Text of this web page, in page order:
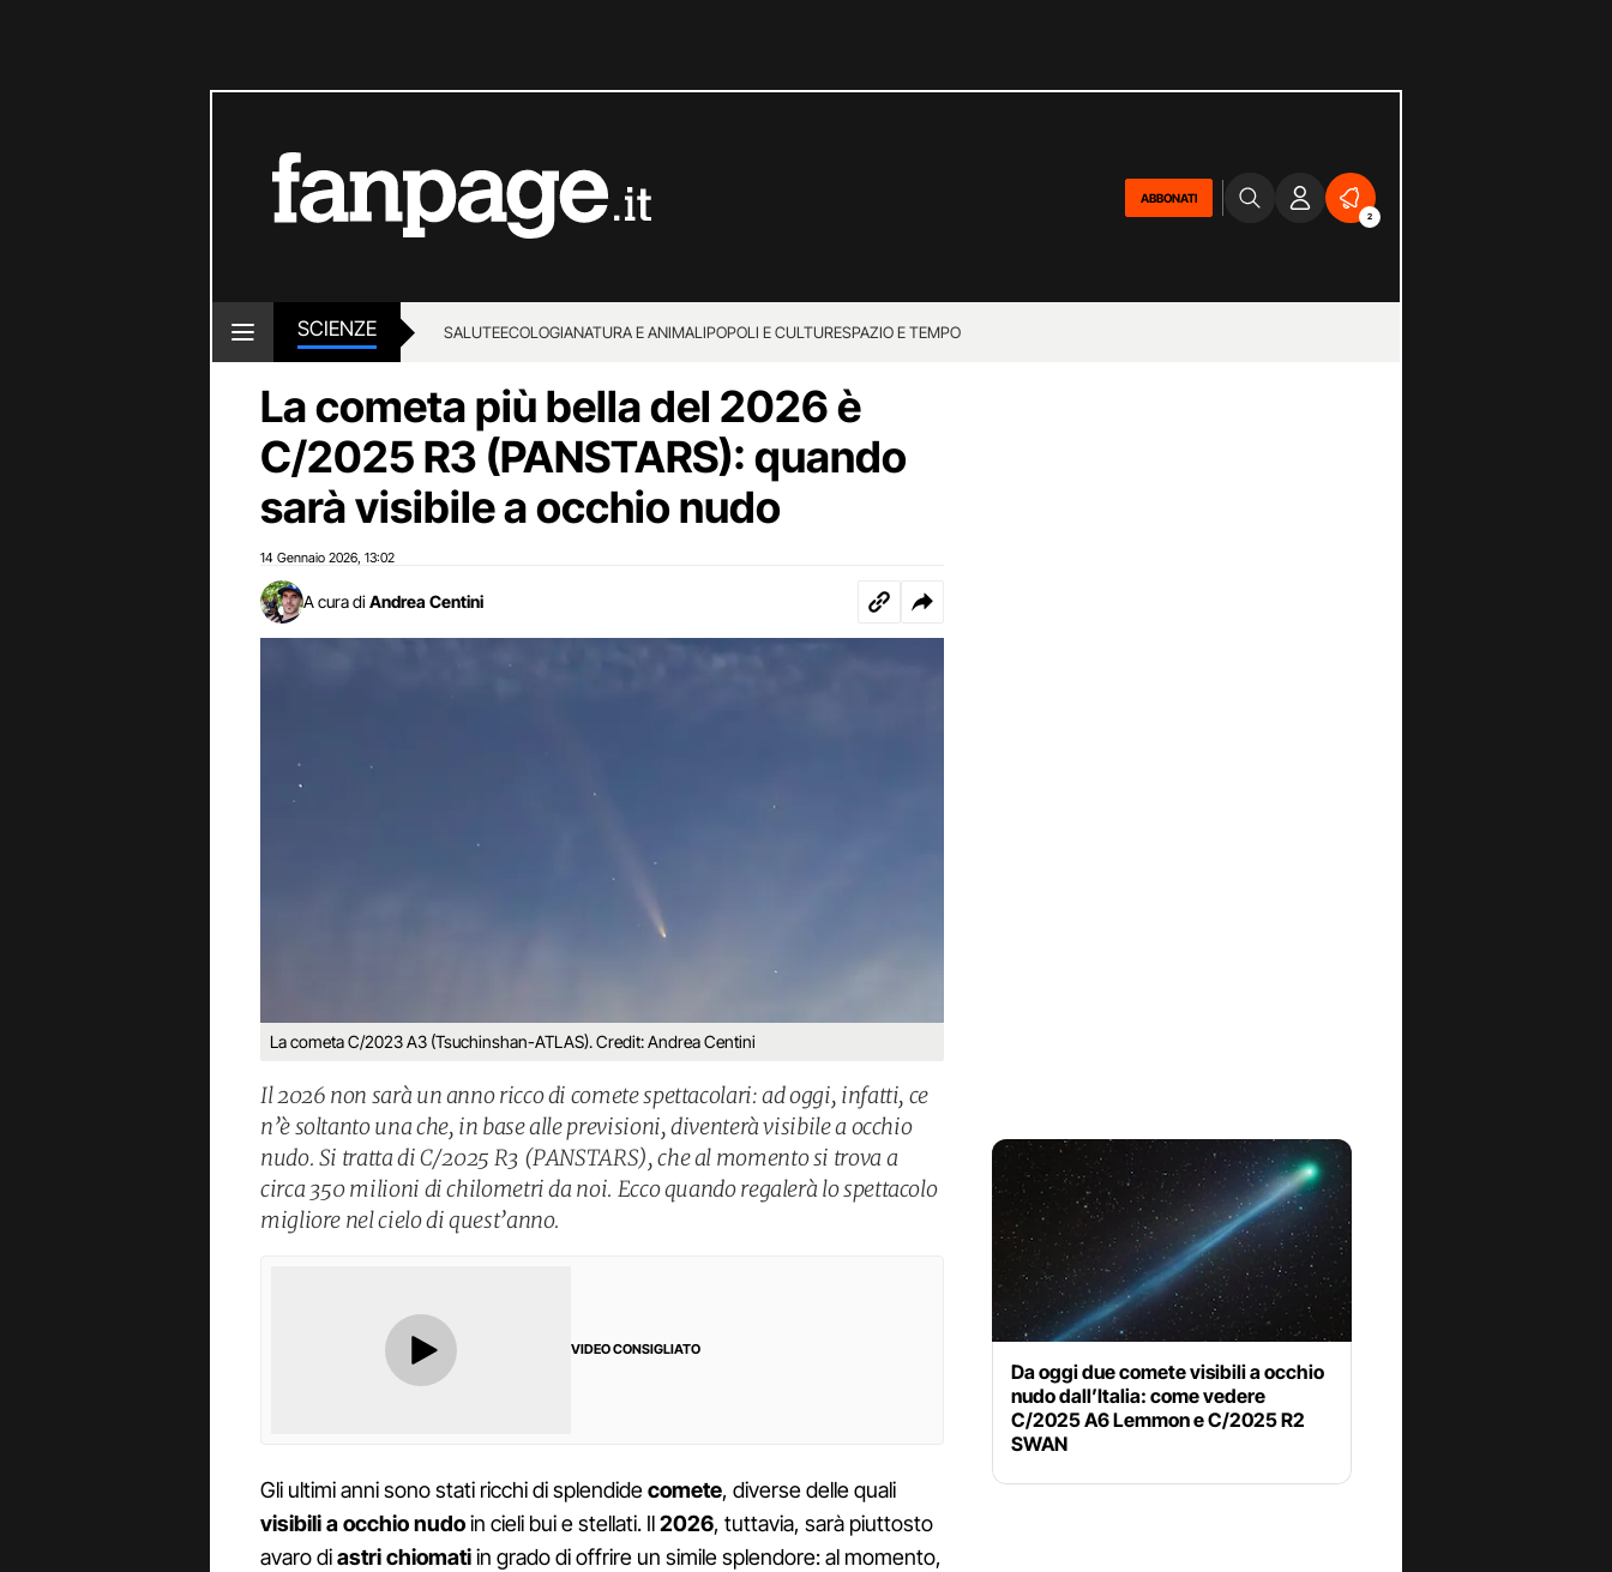
ABBONATI
2
SCIENZE SALUTEECOLOGIANATURA E ANIMALIPOPOLI E CULTURESPAZIO E TEMPO
La cometa più bella del 2026 è
C/2025 R3 (PANSTARS): quando
sarà visibile a occhio nudo
14 Gennaio 2026 13:02
A cura di Andrea Centini
La cometa C/2023 A3 (Tsuchinshan-ATLAS). Credit: Andrea Centini
Il 2026 non sarà un anno ricco di comete spettacolari: ad oggi, infatti, ce
n’è soltanto una che, in base alle previsioni, diventerà visibile a occhio
nudo. Si tratta di C/2025 R3 (PANSTARS), che al momento si trova a
circa 350 milioni di chilometri da noi. Ecco quando regalerà lo spettacolo
migliore nel cielo di quest’anno.
VIDEO CONSIGLIATO
Gli ultimi anni sono stati ricchi di splendidecomete, diverse delle quali
visibili a occhio nudoin cieli bui e stellati. Il2026, tuttavia, sarà piuttosto
avaro diastri chiomatiin grado di offrire un simile splendore: al momento,
Da oggi due comete visibili a occhio
nudo dall’Italia: come vedere
C/2025 A6 Lemmon e C/2025 R2
SWAN